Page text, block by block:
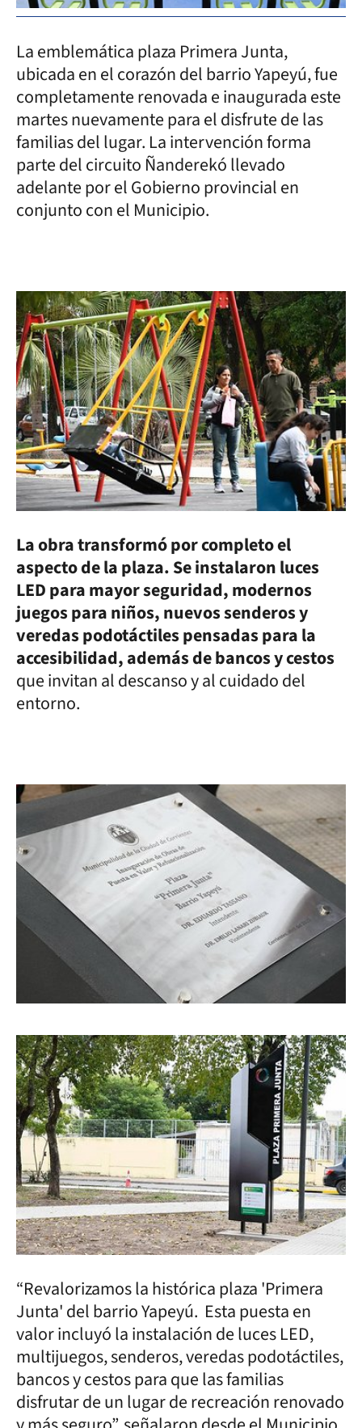
La emblemática plaza Primera Junta,
ubicada en el corazón del barrio Yapeyú, fue
completamente renovada e inaugurada este
martes nuevamente para el disfrute de las
familias del lugar. La intervención forma
parte del circuito Ñanderekó llevado
adelante por el Gobierno provincial en
conjunto con el Municipio.
La obra transformó por completo el
aspecto de la plaza. Se instalaron luces
LED para mayor seguridad, modernos
juegos para niños, nuevos senderos y
veredas podotáctiles pensadas para la
accesibilidad, además de bancos y cestos
que invitan al descanso y al cuidado del
entorno.
“Revalorizamos la histórica plaza 'Primera
Junta' del barrio Yapeyú. Esta puesta en
valor incluyó la instalación de luces LED,
multijuegos, senderos, veredas podotáctiles,
bancos y cestos para que las familias
disfrutar de un lugar de recreación renovado